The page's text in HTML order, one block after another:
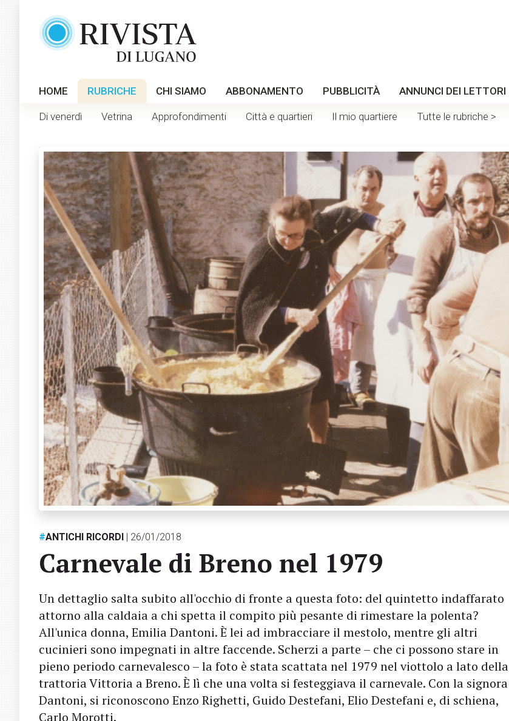
HOME RUBRICHE CHI SIAMO ABBONAMENTO PUBBLICITÀ ANNUNCI DEI LETTORI
Di venerdì Vetrina Approfondimenti Città e quartieri Il mio quartiere Tutte le rubriche >
#ANTICHI RICORDI | 26/01/2018
Carnevale di Breno nel 1979
Un dettaglio salta subito all'occhio di fronte a questa foto: del quintetto indaffarato
attorno alla caldaia a chi spetta il compito più pesante di rimestare la polenta?
All'unica donna, Emilia Dantoni. È lei ad imbracciare il mestolo, mentre gli altri
cucinieri sono impegnati in altre faccende. Scherzi a parte – che ci possono stare in
pieno periodo carnevalesco – la foto è stata scattata nel 1979 nel viottolo a lato della
trattoria Vittoria a Breno. È lì che una volta si festeggiava il carnevale. Con la signora
Dantoni, si riconoscono Enzo Righetti, Guido Destefani, Elio Destefani e, di schiena,
Carlo Morotti.